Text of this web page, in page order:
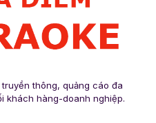
thông, quảng cáo đa
khách hàng-doanh nghiệp.